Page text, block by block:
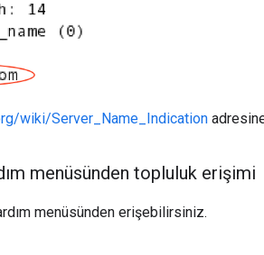
wiki/Server_Name_Indication
menüsünden topluluk erişimi
menüsünden erişebilirsiniz.